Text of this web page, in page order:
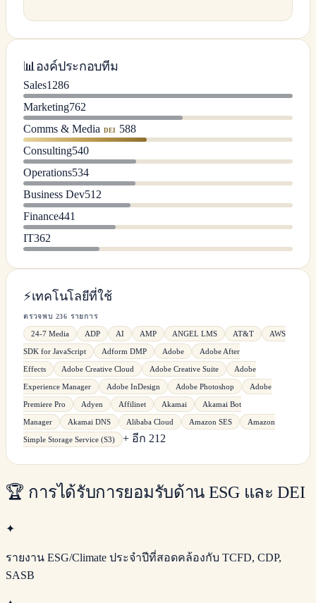
📊องค์ประกอบทีม
Sales1286
Marketing762
Comms & Media DEI
588
Consulting540
Operations534
Business Dev512
Finance441
IT362
⚡เทคโนโลยีที่ใช้
ตรวจพบ 236 รายการ
24-7 Media ADP AI AMP ANGEL LMS AT&T AWS
SDK for JavaScript Adform DMP Adobe Adobe After
Effects Adobe Creative Cloud Adobe Creative Suite Adobe
Experience Manager Adobe InDesign Adobe Photoshop Adobe
Premiere Pro Adyen Affilinet Akamai Akamai Bot
Manager Akamai DNS Alibaba Cloud Amazon SES Amazon
Simple Storage Service (S3) + อีก 212
🏆 การได้รับการยอมรับด้าน ESG และ DEI
✦
รายงาน ESG/Climate ประจำปีที่สอดคล้องกับ TCFD, CDP,
SASB